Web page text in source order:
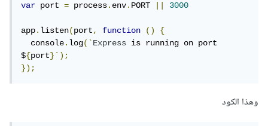
var port = process.env.PORT 3000
app.listen(port, function ()
{
  console
.log(`Express is running on port
${port}`);
});
وهذا الكود